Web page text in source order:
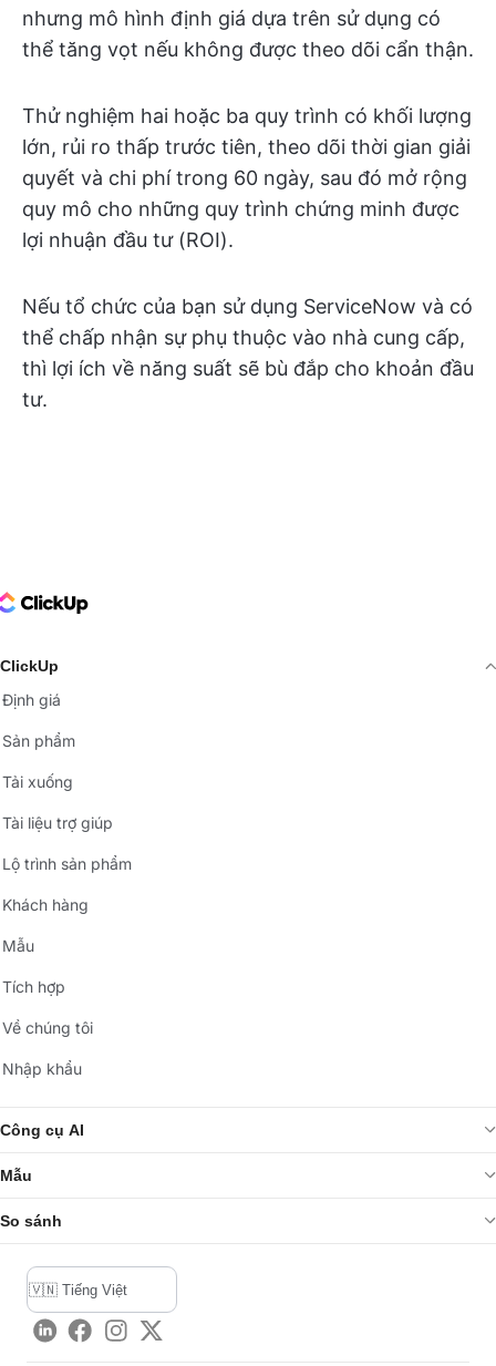
nhưng mô hình định giá dựa trên sử dụng có
thể tăng vọt nếu không được theo dõi cẩn thận.
Thử nghiệm hai hoặc ba quy trình có khối lượng
lớn, rủi ro thấp trước tiên, theo dõi thời gian giải
quyết và chi phí trong 60 ngày, sau đó mở rộng
quy mô cho những quy trình chứng minh được
lợi nhuận đầu tư (ROI).
Nếu tổ chức của bạn sử dụng ServiceNow và có
thể chấp nhận sự phụ thuộc vào nhà cung cấp,
thì lợi ích về năng suất sẽ bù đắp cho khoản đầu
tư.
Logo
ClickUp
Định giá
Sản phẩm
Tải xuống
Tài liệu trợ giúp
Lộ trình sản phẩm
Khách hàng
Mẫu
Tích hợp
Về chúng tôi
Nhập khẩu
Công cụ AI
Mẫu
So sánh
LinkedInFacebook
Instagram
Twitter